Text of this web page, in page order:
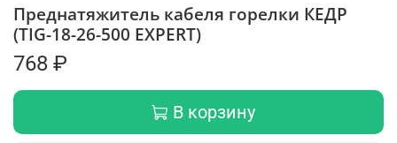
Преднатяжитель кабеля горелки КЕДР
(TIG-18-26-500 EXPERT)
768 ₽
В корзину